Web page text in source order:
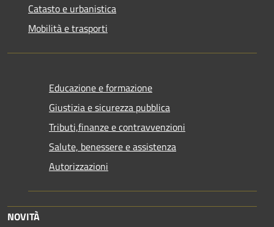
Catasto e urbanistica
Mobilità e trasporti
Educazione e formazione
Giustizia e sicurezza pubblica
Tributi,finanze e contravvenzioni
Salute, benessere e assistenza
Autorizzazioni
NOVITÀ